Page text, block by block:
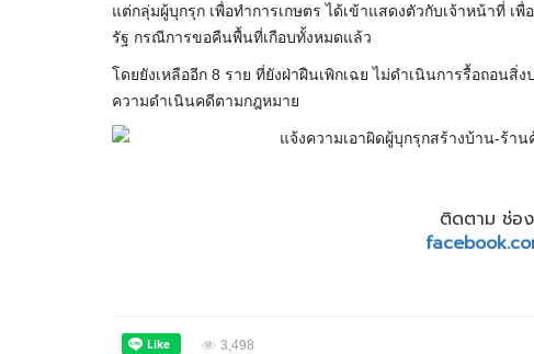
แต่กลุ่มผู้บุกรุก เพื่อทำการเกษตร ได้เข้าแสดงตัวกับเจ้าหน้าที่ เ
รัฐ กรณีการขอคืนพื้นที่เกือบทั้งหมดแล้ว
โดยยังเหลืออีก 8 ราย ที่ยังฝ่าฝืนเพิกเฉย ไม่ดำเนินการรื้อถอน
ความดำเนินคดีตามกฎหมาย
ติดตาม ช่อ
3,498